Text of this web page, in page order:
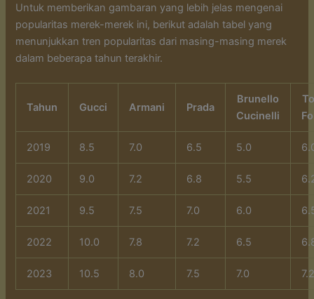
Untuk memberikan gambaran yang lebih jelas mengenai
popularitas merek-merek ini, berikut adalah tabel yang
menunjukkan tren popularitas dari masing-masing merek
dalam beberapa tahun terakhir.
Tahun Gucci Armani Prada
Brunello
Cucinelli
2019 8.5 7.0 6.5 5.0
2020 9.0 7.2 6.8 5.5
2021 9.5 7.5 7.0 6.0
2022 10.0 7.8 7.2 6.5
2023 10.5 8.0 7.5 7.0